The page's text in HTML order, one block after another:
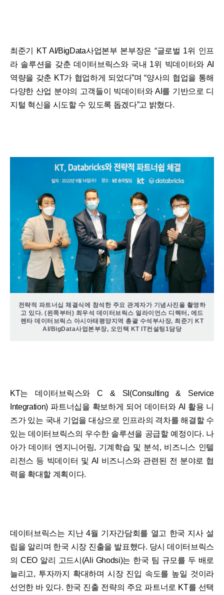
최준기 KT AI/BigData사업본부 본부장은 “글로벌 1위 인프
라 솔루션을 갖춘 데이터브릭스와 국내 1위 빅데이터와 AI
역량을 갖춘 KT가 협업하게 되었다”며 “양사의 협업을 통해
다양한 산업 분야의 고객들이 빅데이터와 AI를 기반으로 디
지털 혁신을 시도할 수 있도록 돕겠다”고 밝혔다.
전략적 파트너십 체결식에 참석한 주요 관계자가 기념사진을 촬영하
고 있다. (왼쪽부터) 최우석 데이터브릭스 얼라이언스 디렉터, 에드
렌타 데이터브릭스 아시아태평양지역 총괄 수석부사장, 최준기 KT
AI/BigData사업본부장, 오인택 KT IT컨설팅1담당
KT는 데이터브릭스와 C & SI(Consulting & Service
Integration) 파트너십을 확보하게 되어 데이터와 AI 활용 니
즈가 있는 국내 기업을 대상으로 인프라의 격차를 해결할 수
있는 데이터브릭스의 우수한 솔루션을 공급할 예정이다. 나
아가 데이터 엔지니어링, 기계학습 및 분석, 비즈니스 인텔
리전스 등 빅데이터 및 AI 비즈니스와 관련된 전 분야로 협
력을 확대할 계획이다.
데이터브릭스는 지난 4월 기자간담회를 열고 한국 지사 설
립을 알리며 한국 시장 진출을 발표했다. 당시 데이터브릭스
의 CEO 알리 고드시(Ali Ghodsi)는 한국 팀 규모를 두 배로
늘리고, 투자까지 확대하며 시장 진입 속도를 높일 것이라
선언한 바 있다. 한국 진출 전략의 주요 파트너로 KT를 선택